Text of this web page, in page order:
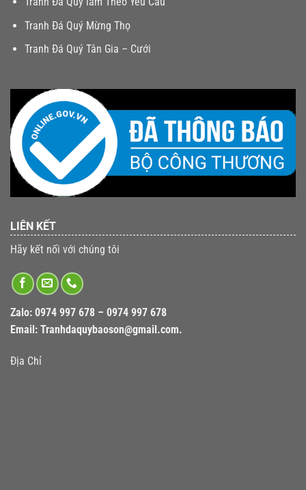
Tranh Đá Quý Mừng Thọ
Tranh Đá Quý Tân Gia – Cưới
LIÊN KẾT
Hãy kết nối với chúng tôi
Zalo: 0974 997 678 – 0974 997 678
Email: Tranhdaquybaoson@gmail.com.
Địa Chỉ